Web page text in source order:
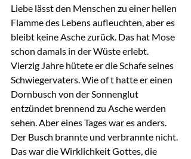
Liebe lässt den Menschen zu einer hellen
Flamme des Lebens aufleuchten, aber es
bleibt keine Asche zurück. Das hat Mose
schon damals in der Wüste erlebt.
Vierzig Jahre hütete er die Schafe seines
Schwiegervaters. Wie of t hatte er einen
Dornbusch von der Sonnenglut
entzündet brennend zu Asche werden
sehen. Aber eines Tages war es anders.
Der Busch brannte und verbrannte nicht.
Das war die Wirklichkeit Gottes, die